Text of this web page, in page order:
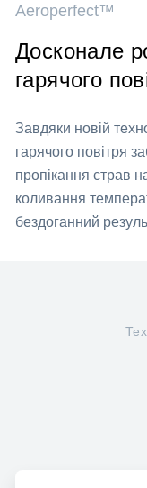
Aeroperfect™
Досконале
гарячого
Завдяки новій
гарячого повітря
пропікання страв
коливання
бездоганний